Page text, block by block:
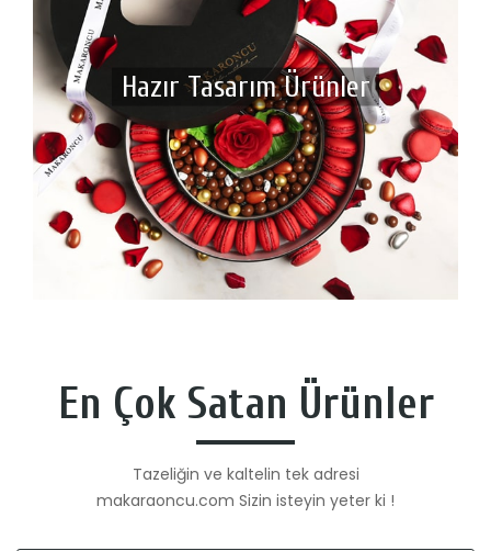
Hazır Tasarım Ürünler
En Çok Satan Ürünler
Tazeliğin ve kaltelin tek adresi
makaraoncu.com Sizin isteyin yeter ki !